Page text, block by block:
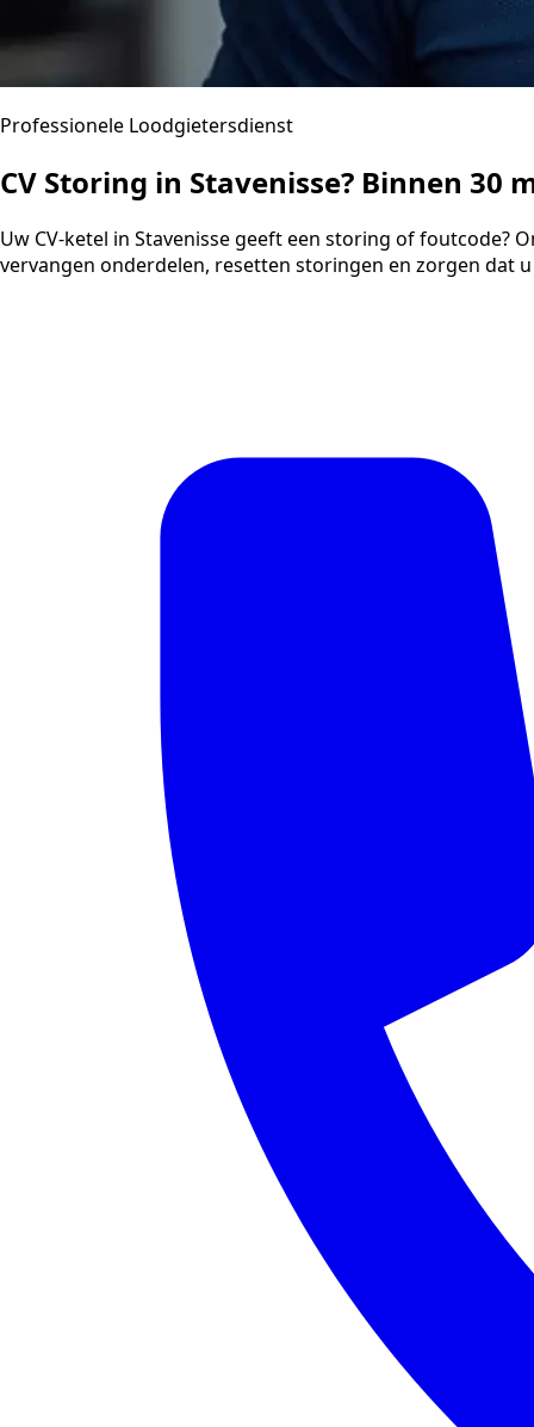
Professionele Loodgietersdienst
CV Storing in Stavenisse? Binnen 30
Uw CV-ketel in Stavenisse geeft een storing of foutcode?
vervangen onderdelen, resetten storingen en zorgen dat